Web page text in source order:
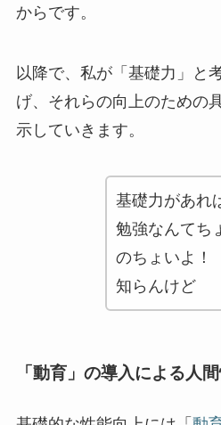
からです。
以降で、私が「基礎力」と
げ、それらの向上のための
示していきます。
基礎力があれ
勉強なんてち
のちょいよ！
知らんけど
「動育」の導入による人